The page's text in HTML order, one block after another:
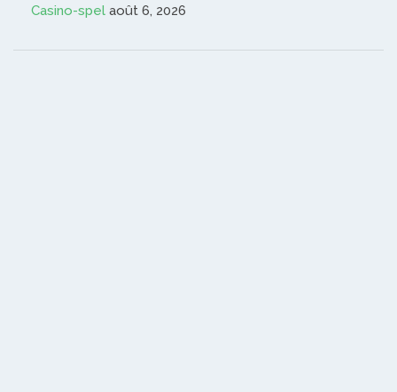
Casino-spel août 6, 2026